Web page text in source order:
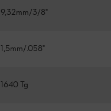
9,32mm/3/8"
1,5mm/.058"
1640 Tg